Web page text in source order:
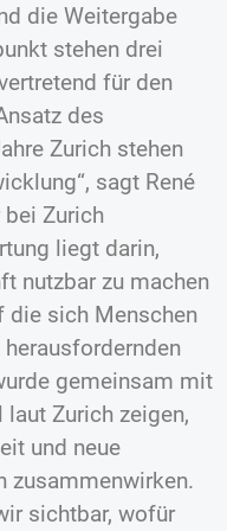
die Weitergabe
stehen drei
für den
des
Zurich stehen
sagt René
bei Zurich
liegt darin,
nutzbar zu machen
die sich Menschen
gemeinsam mit
Zurich zeigen,
und neue
zusammenwirken.
sichtbar, wofür